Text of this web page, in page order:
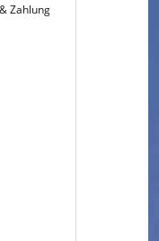
Zahlung